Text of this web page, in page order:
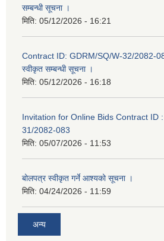
सम्बन्धी सूचना ।
मिति: 05/12/2026 - 16:21
Contract ID: GDRM/SQ/W-32/2082-083
स्वीकृत सम्बन्धी सूचना ।
मिति: 05/12/2026 - 16:18
Invitation for Online Bids Contract ID
31/2082-083
मिति: 05/07/2026 - 11:53
बोलपत्र स्वीकृत गर्ने आश्यको सूचना ।
मिति: 04/24/2026 - 11:59
अन्य